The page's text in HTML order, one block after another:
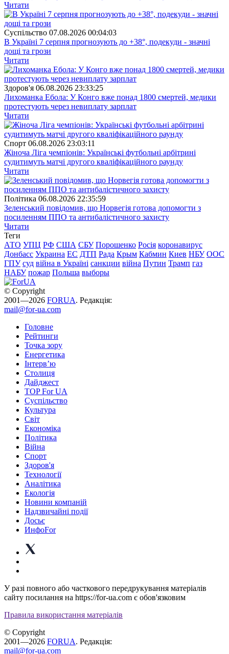
Читати
Суспiльство 07.08.2026 00:04:03
В Україні 7 серпня прогнозують до +38°, подекуди - значні
дощі та грози
Читати
Здоров'я 06.08.2026 23:33:25
Лихоманка Ебола: У Конго вже понад 1800 смертей, медики
протестують через невиплату зарплат
Читати
Спорт 06.08.2026 23:03:11
Жіноча Ліга чемпіонів: Українські футбольні арбітрині
судитимуть матчі другого кваліфікаційного раунду
Читати
Полiтика 06.08.2026 22:35:59
Зеленський повідомив, що Норвегія готова допомогти з
посиленням ППО та антибалістичного захисту
Читати
Теги
АТО УПЦ РФ США СБУ Порошенко Росія коронавирус
Донбасс Украина ЕС ДТП Рада Крым Кабмин Киев НБУ ООС
ГПУ суд війна в Україні санкции війна Путин Трамп газ
НАБУ пожар Польша выборы
© Copyright
2001—2026 FORUA. Редакція:
mail@for-ua.com
Головне
Рейтинги
Точка зору
Енергетика
Інтерв’ю
Столиця
Дайджест
TOP For UA
Суспiльство
Культура
Світ
Економіка
Політика
Війна
Спорт
Здоров'я
Технології
Аналітика
Екологія
Новини компаній
Надзвичайні події
Досьє
ИнфоFor
У разі повного або часткового передрукування матеріалів
сайту посилання на https://for-ua.com є обов'язковим
Правила використання матеріалів
© Copyright
2001—2026 FORUA. Редакція:
mail@for-ua.com